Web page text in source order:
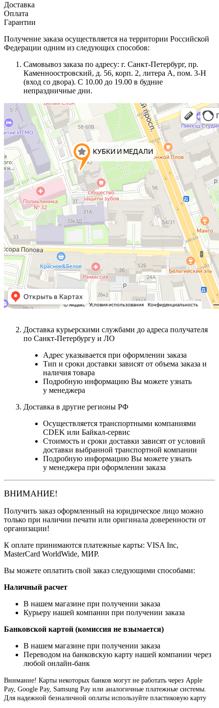
Доставка
Оплата
Гарантии
Получение заказа осуществляется на территории Российской
Федерации одним из следующих способов:
Самовывоз заказа по адресу: г. Санкт-Петербург, пр.
Каменноостровский, д. 56, корп. 2, литера А, пом. 3-Н
(вход со двора). С 10.00 до 19.00 в будние
непраздничные дни.
Доставка курьерскими службами до адреса получателя
по Санкт-Петербургу и ЛО
Адрес указывается при оформлении заказа
Тип и сроки доставки зависят от объема заказа и
наличия товара
Подробную информацию Вы можете узнать
у менеджера
Доставка в другие регионы РФ
Осуществляется транспортными компаниями
CDEK или Байкал-сервис
Стоимость и сроки доставки зависят от условий
доставки выбранной транспортной компании
Подробную информацию Вы можете узнать
у менеджера при оформлении заказа
ВНИМАНИЕ!
Получить заказ оформленный на юридическое лицо можно
только при наличии печати или оригинала доверенности от
организации!
К оплате принимаются платежные карты: VISA Inc,
MasterCard WorldWide, МИР.
Вы можете оплатить свой заказ следующими способами:
Наличный расчет
В нашем магазине при получении заказа
Курьеру нашей компании при получении заказа
Банковской картой (комиссия не взымается)
В нашем магазине при получении заказа
Переводом на банковскую карту нашей компании через
любой онлайн-банк
Внимание! Карты некоторых банков могут не работать через Apple
Pay, Google Pay, Samsung Pay или аналогичные платежные системы.
Для надежной безналичной оплаты используйте пластиковую карту